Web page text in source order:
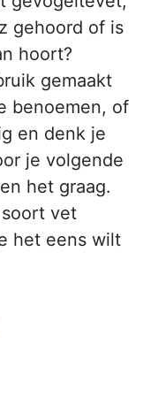
gehoord of is
hoort?
gemaakt
benoemen, of
en denk je
je volgende
het graag.
vet
het eens wilt